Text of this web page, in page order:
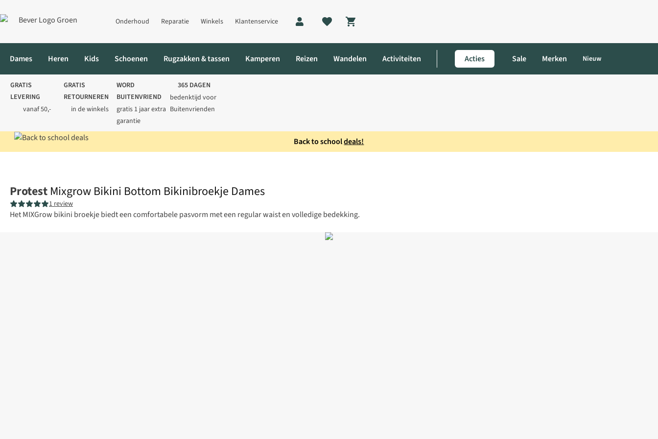
Onderhoud Reparatie Winkels Klantenservice
Shopping cart
Dames Heren Kids Schoenen Rugzakken & tassen Kamperen Reizen Wandelen Activiteiten Acties Sale Merken Nieuw
GRATIS
LEVERING
vanaf 50,-
GRATIS
RETOURNEREN
in de winkels
WORD
BUITENVRIEND
gratis 1 jaar extra
garantie
365 DAGEN
bedenktijd voor
Buitenvrienden
Back to schooldeals!
Protest Mixgrow Bikini Bottom Bikinibroekje Dames
1 review
Het MIXGrow bikini broekje biedt een comfortabele pasvorm met een regular waist en volledige bedekking.